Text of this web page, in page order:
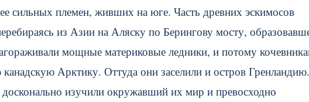
сильных племен, живших на юге. Часть древних эскимосов
из Азии на Аляску по Берингову мосту,
мощные материковые ледники, и потому
Арктику. Оттуда они заселили и остров Гренландию.
изучили окружавший их мир и превосходно